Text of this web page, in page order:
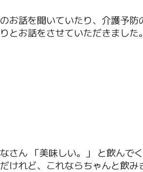
お話を聞いていたり、介護予
とお話をさせていただきました。
ん 「美味しい。」 と飲んでく
けれど、これならちゃんと飲